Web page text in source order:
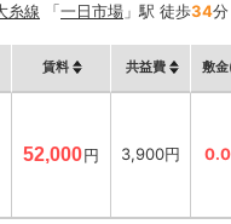
糸線 「一日市場 」駅 徒歩34分
賃料 共益費 敷
52,000円 3,900円 0.0